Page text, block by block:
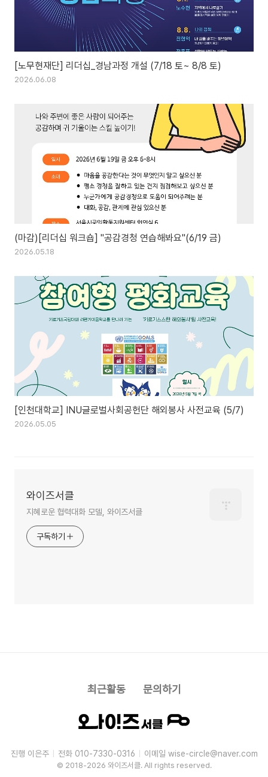
[노무현재단] 리더십_경남과정 개설 (7/18 토~ 8/8 토)
2026.06.08
(마감)[리더십 워크숍] "공감경청 연습해봐요"(6/19 금)
2026.05.18
[인천대학교] INU글로벌사회공헌단 해외봉사 사전교육 (5/7)
2026.05.05
와이즈서클
지혜로운 협력대화 모델, 와이즈서클
구독하기
최근활동 문의하기
진행 이은주 전화 010-7330-0316 이메일 wise-circle@naver.com
© 2018-2026 와이즈서클. All rights reserved.